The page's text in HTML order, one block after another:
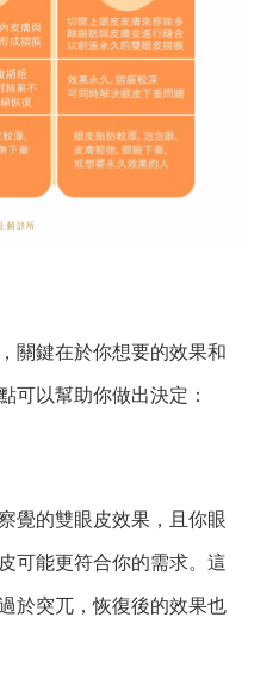
關鍵在於你想要的效果和
可以幫助你做出決定：
覺的雙眼皮效果，且你眼
可能更符合你的需求。這
於突兀，恢復後的效果也